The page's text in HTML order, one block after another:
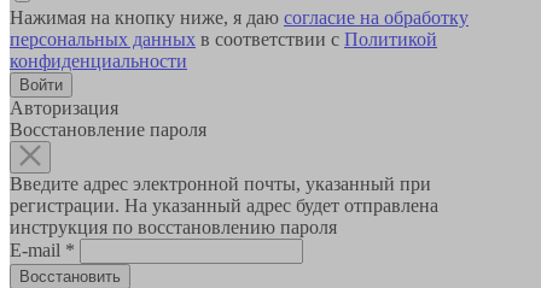
Нажимая на кнопку ниже, я даю согласие на обработку
персональных данных в соответствии с Политикой
конфиденциальности
Авторизация
Восстановление пароля
Введите адрес электронной почты, указанный при
регистрации. На указанный адрес будет отправлена
инструкция по восстановлению пароля
E-mail *